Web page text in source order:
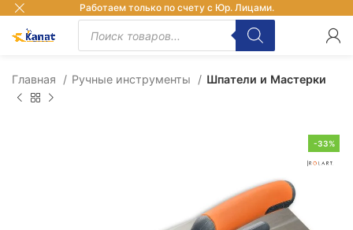
Главная Ручные инструменты Шпатели и Мастерки
-33%
Работаем только по счету с Юр. Лицами.